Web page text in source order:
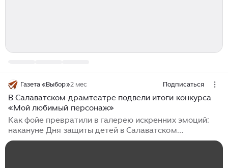
Газета «Выбор»2 мес Подписаться
В Салаватском драмтеатре подвели итоги конкурса
«Мой любимый персонаж»
Как фойе превратили в галерею искренних эмоций:
накануне Дня защиты детей в Салаватском
драматическом театре подвели итоги конкурса «Мой